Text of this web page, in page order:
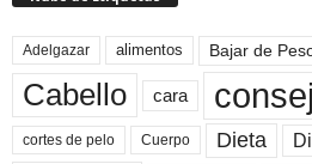
Adelgazar alimentos Bajar de
Cabello cara
cortes de pelo Cuerpo Dieta